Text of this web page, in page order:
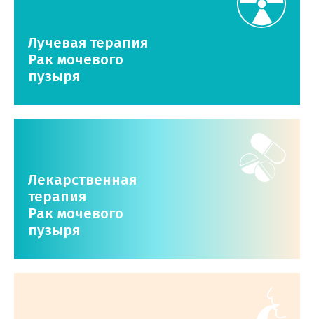
Лучевая терапия
Рак мочевого
пузыря
Лекарственная
терапия
Рак мочевого
пузыря